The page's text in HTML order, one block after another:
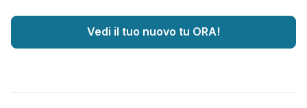
Vedi il tuo nuovo tu ORA!